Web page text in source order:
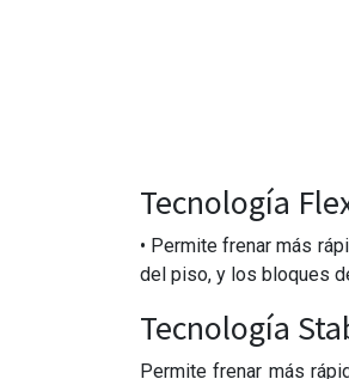
Tecnología
• Permite frenar más
del piso, y los bloques
Tecnología
Permite frenar más